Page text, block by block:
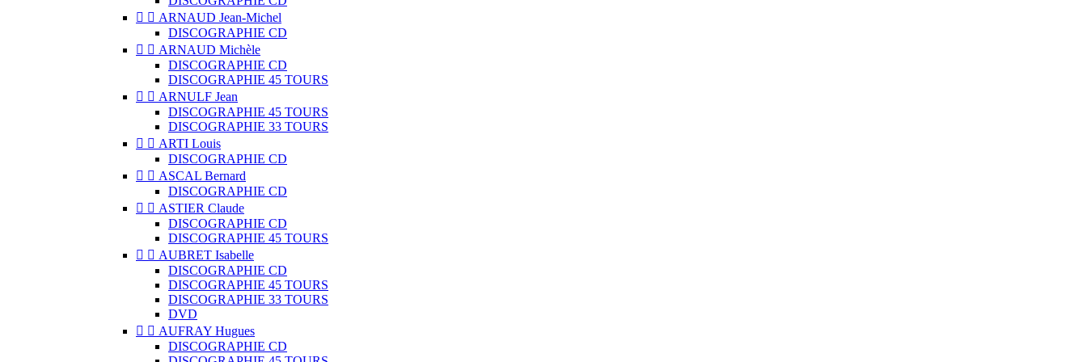
  ARNAUD Jean-Michel
DISCOGRAPHIE CD
  ARNAUD Michèle
DISCOGRAPHIE CD
DISCOGRAPHIE 45 TOURS
  ARNULF Jean
DISCOGRAPHIE 45 TOURS
DISCOGRAPHIE 33 TOURS
  ARTI Louis
DISCOGRAPHIE CD
  ASCAL Bernard
DISCOGRAPHIE CD
  ASTIER Claude
DISCOGRAPHIE CD
DISCOGRAPHIE 45 TOURS
  AUBRET Isabelle
DISCOGRAPHIE CD
DISCOGRAPHIE 45 TOURS
DISCOGRAPHIE 33 TOURS
DVD
  AUFRAY Hugues
DISCOGRAPHIE CD